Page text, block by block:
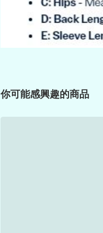
你可能感興趣的商品